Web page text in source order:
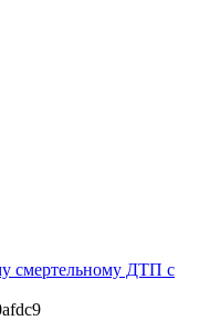
смертельному ДТП с